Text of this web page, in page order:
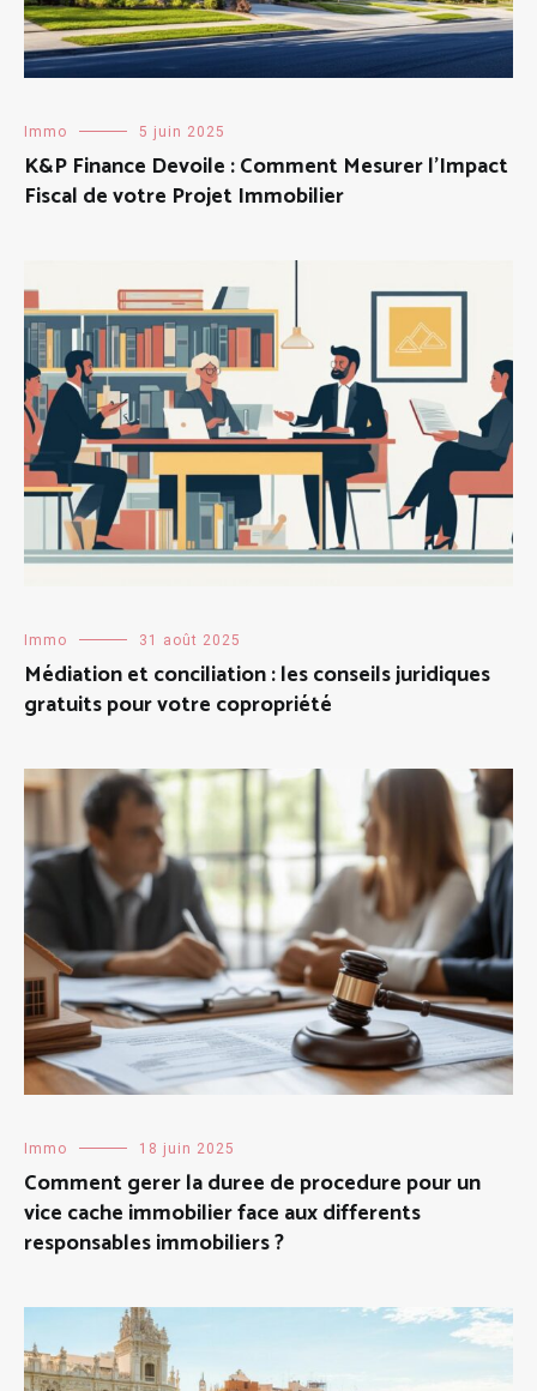
Immo 5 juin 2025
K&P Finance Devoile : Comment Mesurer l’Impact
Fiscal de votre Projet Immobilier
Immo 31 août 2025
Médiation et conciliation : les conseils juridiques
gratuits pour votre copropriété
Immo 18 juin 2025
Comment gerer la duree de procedure pour un
vice cache immobilier face aux differents
responsables immobiliers ?